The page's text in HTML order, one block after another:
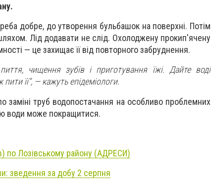
добре, до утворення бульбашок на поверхні. Потім
Лід додавати не слід. Охолоджену прокип'ячену
— це захищає її від повторного забруднення.
чищення зубів і приготування їжі. Дайте воді
її", —кажуть епідеміологи.
заміні труб водопостачання на особливо проблемних
води може покращитися.
по Лозівському району (АДРЕСИ)
зведення за добу 2 серпня